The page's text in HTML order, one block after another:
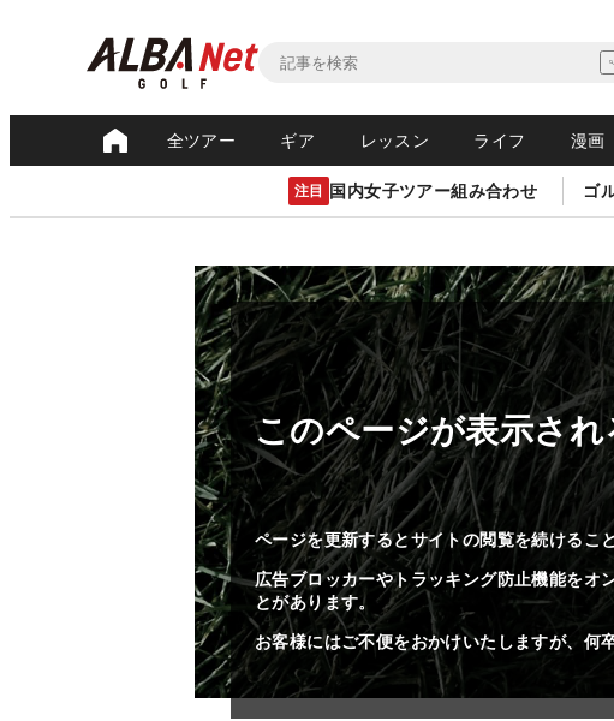
全ツアー ギア レッスン ライフ 漫画
注目 国内女子ツアー組み合わせ ゴ
このページが表示さ
ページを更新するとサイトの閲覧を続けるこ
広告ブロッカーやトラッキング防止機能をオ
とがあります。
お客様にはご不便をおかけいたしますが、何